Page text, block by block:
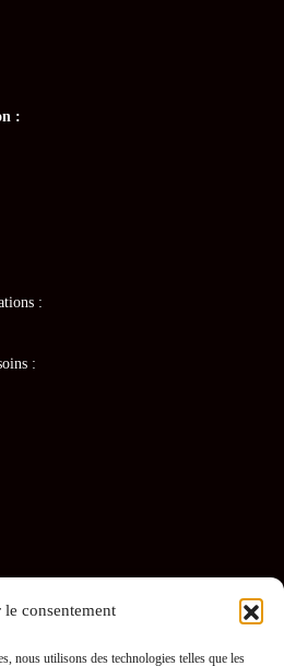
le consentement
nous utilisons des technologies telles que les
:
:
: